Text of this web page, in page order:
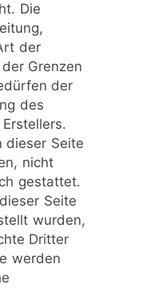
Die
der
Grenzen
der
des
dieser Seite
nicht
gestattet.
Seite
wurden,
Dritter
werden